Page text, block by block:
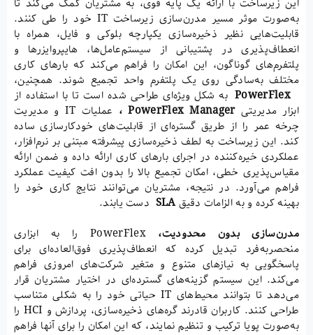
به‌صورت موثر مسیر مدرن‌سازی زیرساخت IT خود را طی کنند.
قابلیت‌هایی نظیر ذخیره‌سازی یکپارچه بلوکی و فایل، همراه با
انعطاف‌پذیری در پشتیبانی از سیستم‌عامل‌ها، هایپروایزرها و
پلتفرم‌های گوناگون، این امکان را فراهم می‌کند که بارهای کاری
مختلف به‌سادگی روی یک پلتفرم واحد تجمیع شوند. همچنین،
PowerFlexبه شکل ویژه‌ای طراحی شده است تا با استفاده از
ابزار مدیریتیPowerFlex Manager ،
عملیات IT و مدیریت
چرخه عمر را از طریق گستره‌ای از قابلیت‌های خودکارسازی ساده
کند. این زیرساخت به لطف ذخیره‌سازی پیشرفته مبتنی بر نرم‌افزار،
عملکردی خیره‌کننده در اجرای بارهای کاری ارائه داده و ضمن ارائه
مقیاس‌پذیری خطی، امکان تجمیع بالا را بدون افت کیفیت عملکرد
فراهم می‌آورد. در نتیجه، مشتریان می‌توانند نتایج کاری خود را
بهینه کرده و به الزامات دقیقSLA دست یابند.
مدرن‌سازی بدون محدودیت،
PowerFlex را به ابزاری
منحصر‌به‌فرد تبدیل کرده که انعطاف‌پذیری فوق‌العاده‌ای برای
پاسخگویی به نیازهای متنوع و متغیر شرکت‌های امروزی فراهم
می‌کند. این سیستم گزینه‌های گسترده‌ای در اختیار مشتریان قرار
می‌دهد تا بتوانند محیط‌های IT حیاتی خود را به شکلی متناسب
طراحی کنند. کاربران قادرند گره‌های ذخیره‌سازی، پردازش و HCI را
به‌صورت پویا ترکیب و تنظیم نمایند، که این امکان را برای آنها فراهم